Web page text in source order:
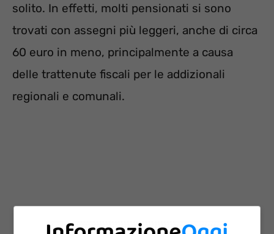
solito. In effetti, molti pensionati si sono
trovati con assegni più leggeri, anche di circa
60 euro in meno, principalmente a causa
delle trattenute fiscali per le addizionali
regionali e comunali.